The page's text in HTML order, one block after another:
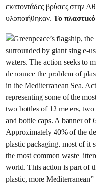
εκατοντάδες βρύσες στην
υλοποιήθηκαν. Το πλαστικό